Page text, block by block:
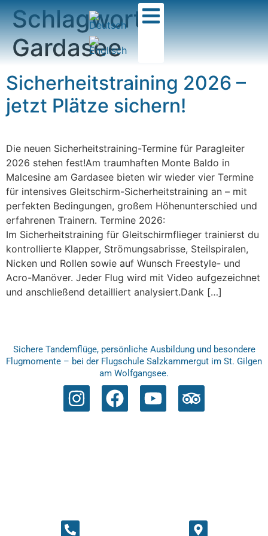
Schlagwort:
Gardasee
Sicherheitstraining 2026 –
jetzt Plätze sichern!
Die neuen Sicherheitstraining-Termine für Paragleiter
2026 stehen fest!Am traumhaften Monte Baldo in
Malcesine am Gardasee bieten wir wieder vier Termine
für intensives Gleitschirm-Sicherheitstraining an – mit
perfekten Bedingungen, großem Höhenunterschied und
erfahrenen Trainern. Termine 2026:
Im Sicherheitstraining für Gleitschirmflieger trainierst du
kontrollierte Klapper, Strömungsabrisse, Steilspiralen,
Nicken und Rollen sowie auf Wunsch Freestyle- und
Acro-Manöver. Jeder Flug wird mit Video aufgezeichnet
und anschließend detailliert analysiert.Dank […]
Sichere Tandemflüge, persönliche Ausbildung und besondere
Flugmomente – bei der Flugschule Salzkammergut im St. Gilgen
am Wolfgangsee.